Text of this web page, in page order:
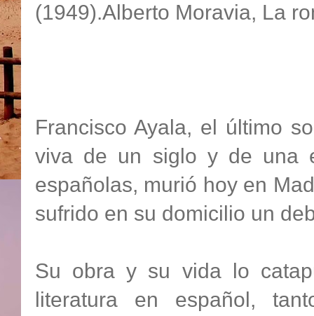
(1949).Alberto Moravia, La
Francisco Ayala, el último
viva de un siglo y de una
españolas, murió hoy en
sufrido en su domicilio un
Su obra y su vida lo
literatura en español,